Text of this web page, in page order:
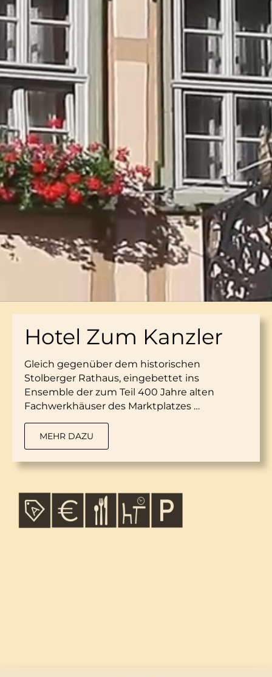
Hotel Zum Kanzler
Gleich gegenüber dem historischen
Stolberger Rathaus, eingebettet ins
Ensemble der zum Teil 400 Jahre alten
Fachwerkhäuser des Marktplatzes …
MEHR DAZU